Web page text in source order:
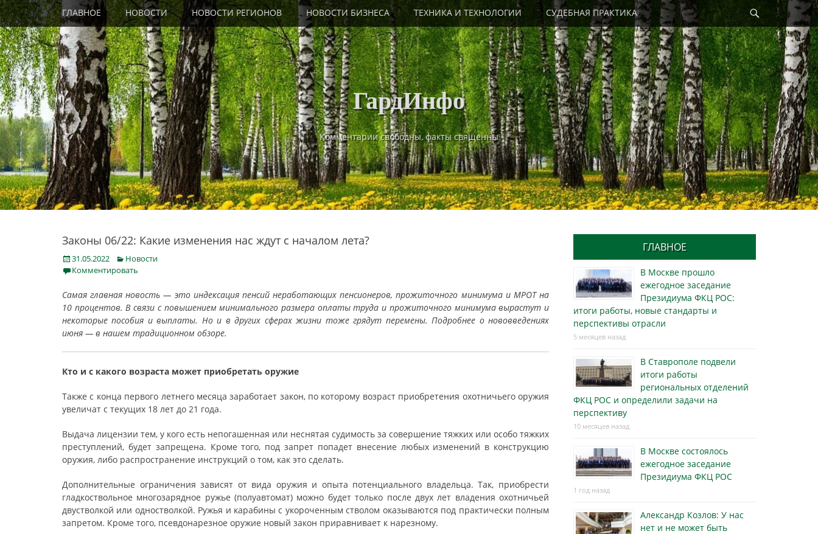
Skip
to
content
Primary Menu
ГЛАВНОЕ НОВОСТИ НОВОСТИ РЕГИОНОВ НОВОСТИ БИЗНЕСА ТЕХНИКА И ТЕХНОЛОГИИ СУДЕБНАЯ ПРАКТИКА
Найти
ГардИнфо
Комментарии свободны, факты священны
Законы 06/22: Какие изменения нас ждут с началом лета?
Posted
on
31.05.2022 Categories
Новости
Комментировать
Самая главная новость — это индексация пенсий неработающих пенсионеров, прожиточного минимума и МРОТ на
10 процентов. В связи с повышением минимального размера оплаты труда и прожиточного минимума вырастут и
некоторые пособия и выплаты. Но и в других сферах жизни тоже грядут перемены. Подробнее о нововведениях
июня — в нашем традиционном обзоре.
Кто и с какого возраста может приобретать оружие
Также с конца первого летнего месяца заработает закон, по которому возраст приобретения охотничьего оружия
увеличат с текущих 18 лет до 21 года.
Выдача лицензии тем, у кого есть непогашенная или неснятая судимость за совершение тяжких или особо тяжких
преступлений, будет запрещена. Кроме того, под запрет попадет внесение любых изменений в конструкцию
оружия, либо распространение инструкций о том, как это сделать.
Дополнительные ограничения зависят от вида оружия и опыта потенциального владельца. Так, приобрести
гладкоствольное многозарядное ружье (полуавтомат) можно будет только после двух лет владения охотничьей
двустволкой или одностволкой. Ружья и карабины с укороченным стволом оказываются под практически полным
запретом. Кроме того, псевдонарезное оружие новый закон приравнивает к нарезному.
ГЛАВНОЕ
В Москве прошло
ежегодное заседание
Президиума ФКЦ РОС:
итоги работы, новые стандарты и
перспективы отрасли
5 месяцев назад
В Ставрополе подвели
итоги работы
региональных отделений
ФКЦ РОС и определили задачи на
перспективу
10 месяцев назад
В Москве состоялось
ежегодное заседание
Президиума ФКЦ РОС
1 год назад
Александр Козлов: У нас
нет и не может быть